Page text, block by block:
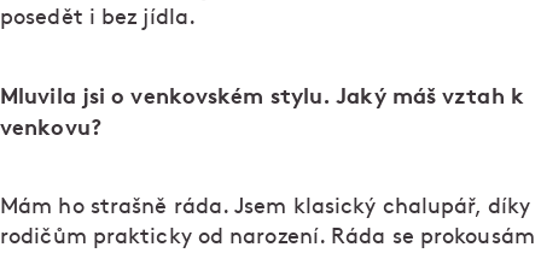
posedět i bez jídla.
Mluvila jsi o venkovském stylu. Jaký máš vztah k
venkovu?
Mám ho strašně ráda. Jsem klasický chalupář, díky
rodičům prakticky od narození. Ráda se prokousám